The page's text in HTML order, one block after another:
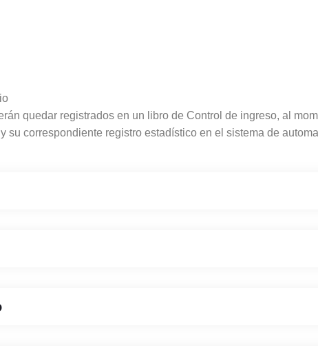
quedar registrados en un libro de Control de ingreso, al
su correspondiente registro estadístico en el sistema de